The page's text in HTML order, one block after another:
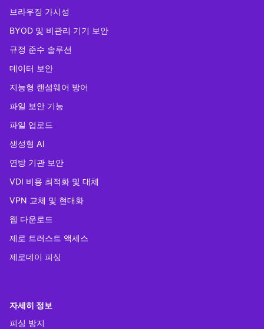
브라우징 가시성
BYOD 및 비관리 기기 보안
규정 준수 솔루션
데이터 보안
지능형 랜섬웨어 방어
파일 보안 기능
파일 업로드
생성형 AI
연방 기관 보안
VDI 비용 최적화 및 대체
VPN 교체 및 현대화
웹 다운로드
제로 트러스트 액세스
제로데이 피싱
자세히 정보
피싱 방지